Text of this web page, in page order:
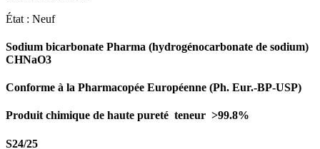
État : Neuf
Sodium bicarbonate Pharma (hydrogénocarbonate de sodium)
CHNaO3
Conforme à la Pharmacopée Européenne (Ph. Eur.-BP-USP)
Produit chimique de haute pureté teneur >99.8%
S24/25